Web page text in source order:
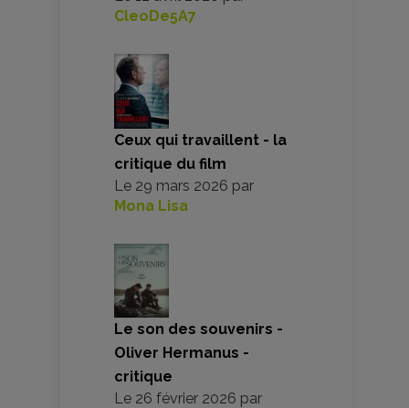
CleoDe5A7
Ceux qui travaillent - la
critique du film
Le 29 mars 2026 par
Mona Lisa
Le son des souvenirs -
Oliver Hermanus -
critique
Le 26 février 2026 par